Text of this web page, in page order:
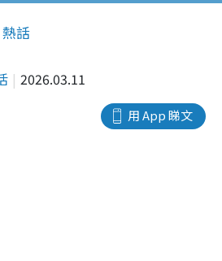
熱話
2026.03.11
用 App 睇文